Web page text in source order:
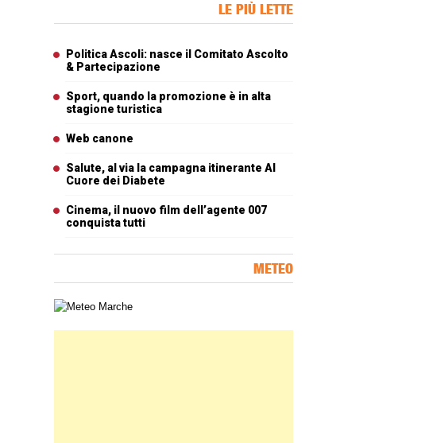
LE PIÙ LETTE
Politica Ascoli: nasce il Comitato Ascolto
& Partecipazione
Sport, quando la promozione è in alta
stagione turistica
Web canone
Salute, al via la campagna itinerante Al
Cuore dei Diabete
Cinema, il nuovo film dell’agente 007
conquista tutti
METEO
Carta meteorologica delle Marche